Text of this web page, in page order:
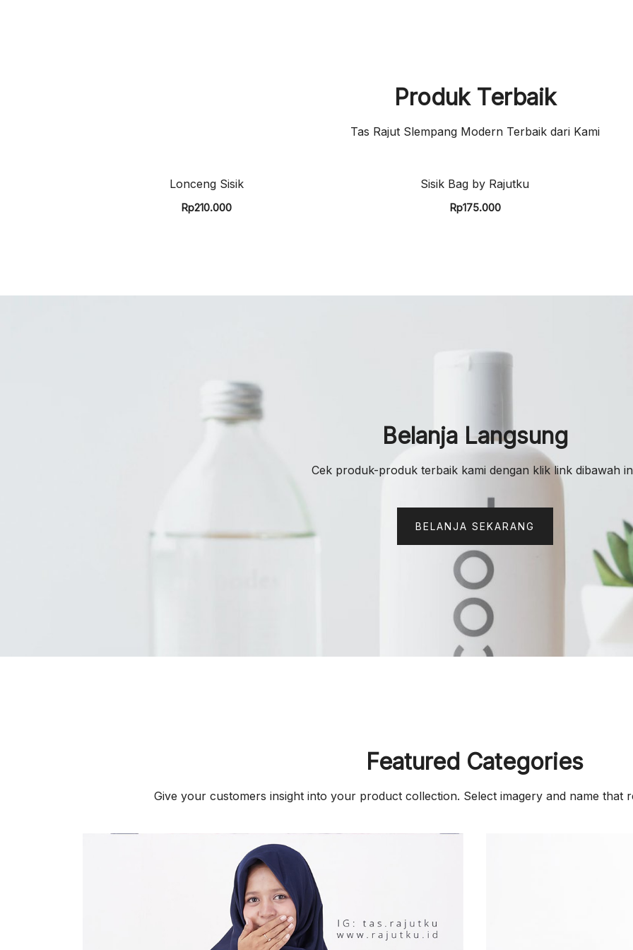
Produk Terbaik
Tas Rajut Slempang Modern Terbaik dari Kami
Lonceng Sisik
Rp210.000
Sisik Bag by Rajutku
Rp175.000
Belanja Langsung
Cek produk-produk terbaik kami dengan klik link dibawah
BELANJA SEKARANG
Featured Categories
Give your customers insight into your product collection. Select imagery and name that